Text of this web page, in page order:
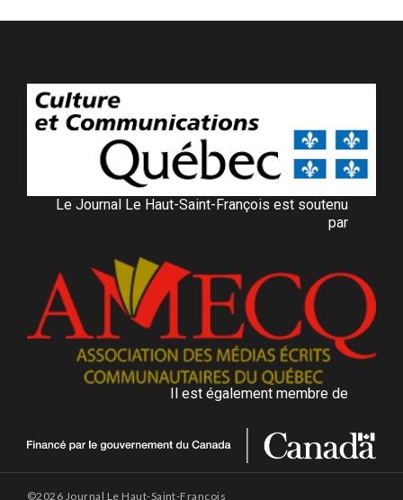
Le Journal Le Haut-Saint-François est soutenu
par
Il est également membre de
©2026 Journal Le Haut-Saint-François